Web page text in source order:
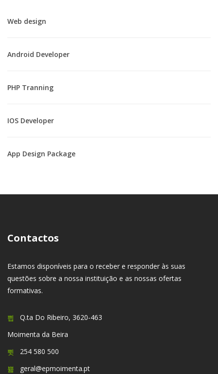
Web design
Android Developer
PHP Tranning
IOS Developer
App Design Package
Contactos
Estamos disponíveis para o receber e responder às suas
questões sobre a nossa instituição e as nossas ofertas
formativas.
Q.ta Do Ribeiro, 3620-463
Moimenta da Beira
254 580 500
geral@epmoimenta.pt